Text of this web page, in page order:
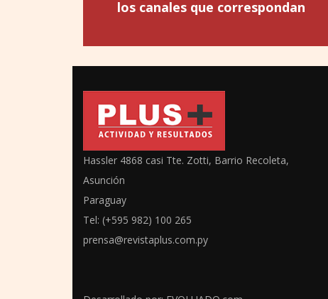
los canales que correspondan
Hassler 4868 casi Tte. Zotti, Barrio Recoleta,
Asunción
Paraguay
Tel: (+595 982) 100 265
prensa@revistaplus.com.py